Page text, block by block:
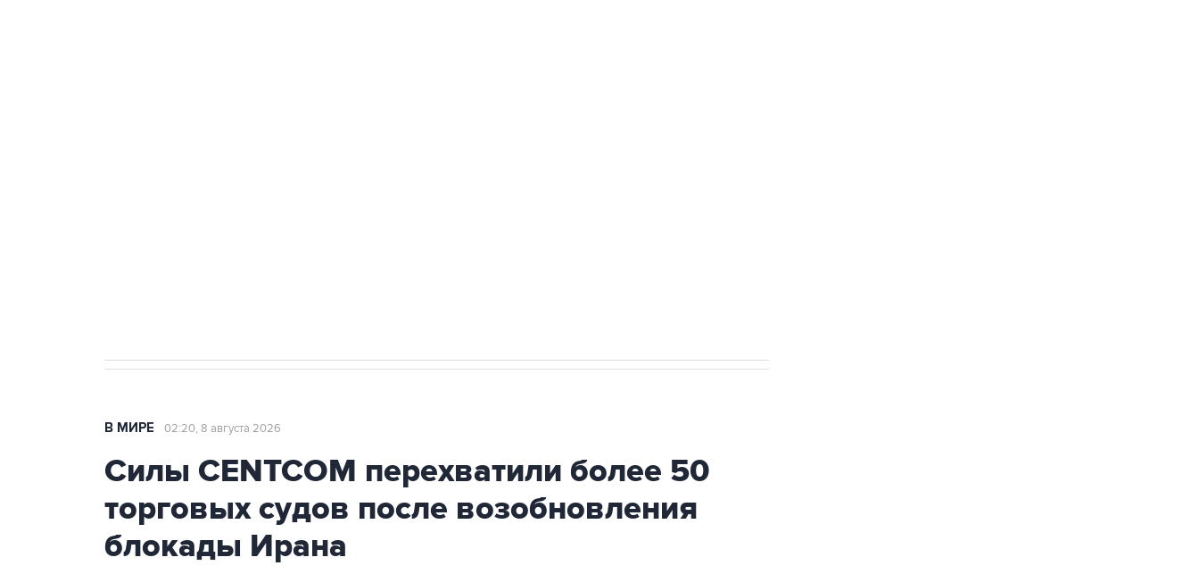
В МИРЕ 02:20, 8 августа 2026
Силы CENTCOM перехватили более 50
торговых судов после возобновления
блокады Ирана